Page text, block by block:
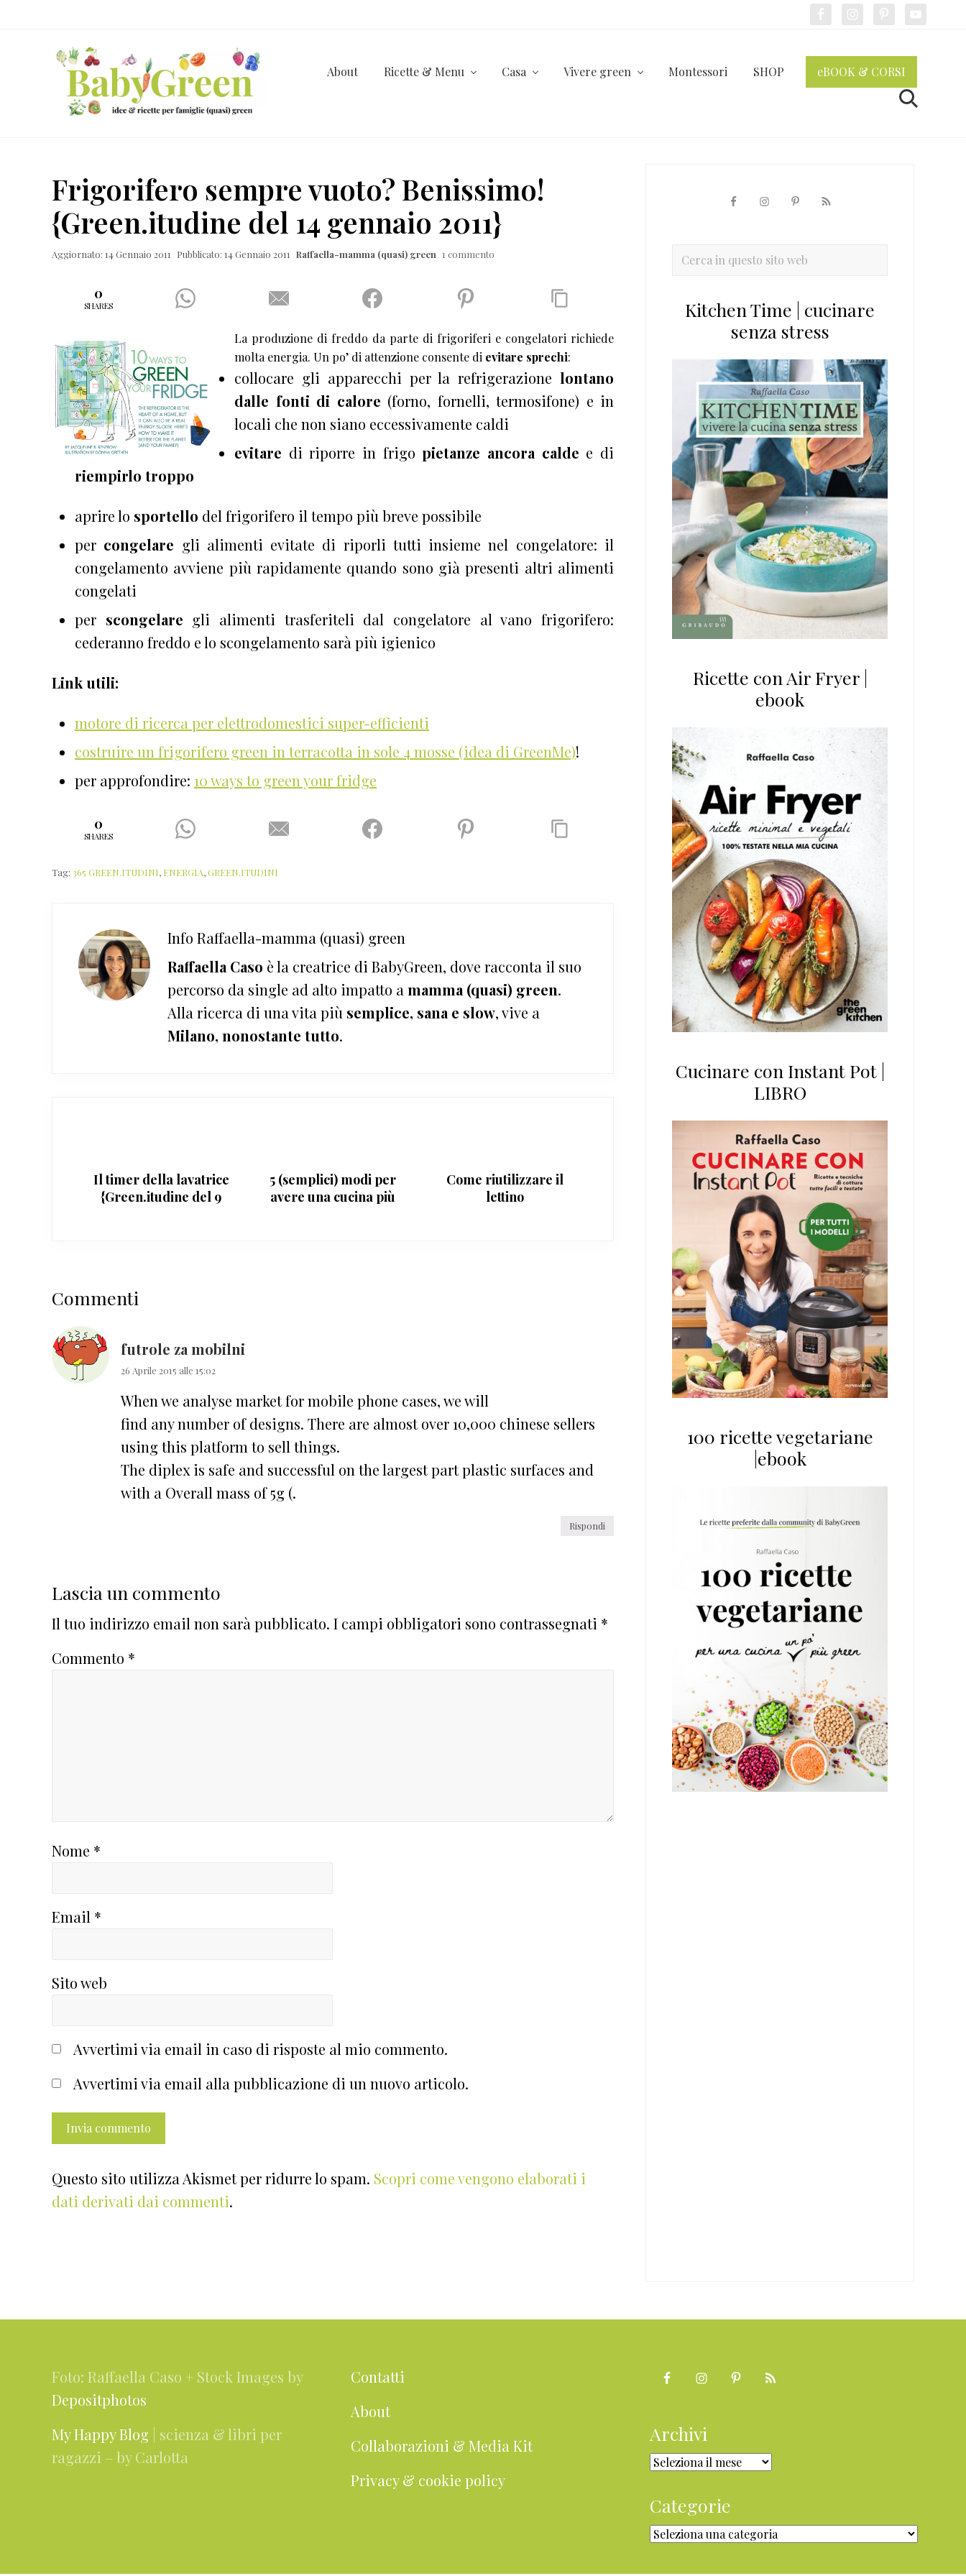
ricette
per
famiglie
(quasi)
About Ricette & Menu Casa Vivere green Montessori SHOP eBOOK & CORSI
Cerca
Frigorifero sempre vuoto? Benissimo!
{Green.itudine del 14 gennaio 2011}
Aggiornato: 14 Gennaio 2011 Pubblicato: 14 Gennaio 2011 Raffaella-mamma (quasi) green 1 commento
0
SHARES
La produzione di freddo da parte di frigoriferi e congelatori richiede
molta energia. Un po’ di attenzione consente di evitare sprechi:
collocare gli apparecchi per la refrigerazione lontano
dalle fonti di calore (forno, fornelli, termosifone) e in
locali che non siano eccessivamente caldi
evitare di riporre in frigopietanze ancora calde e di
riempirlo troppo
aprire lo sportello del frigorifero il tempo più breve possibile
per congelare gli alimenti evitate di riporli tutti insieme nel congelatore: il
congelamento avviene più rapidamente quando sono già presenti altri alimenti
congelati
per scongelare gli alimenti trasferiteli dal congelatore al vano frigorifero:
cederanno freddo e lo scongelamento sarà più igienico
Link utili:
motore di ricerca per elettrodomestici super-efficienti
costruire un frigorifero green in terracotta in sole 4 mosse (idea di GreenMe)!
per approfondire: 10 ways to green your fridge
0
SHARES
Tag: 365 GREEN.ITUDINI, ENERGIA,GREEN.ITUDINI
Info Raffaella-mamma (quasi) green
Raffaella Caso è la creatrice di BabyGreen, dove racconta il suo
percorso da single ad alto impatto a mamma (quasi) green.
Alla ricerca di una vita più semplice, sana e slow, vive a
Milano, nonostante tutto.
Il timer della lavatrice
{Green.itudine del 9
5 (semplici) modi per
avere una cucina più
Come riutilizzare il
lettino
del
lettore
Commenti
futrole za mobilni
26 Aprile 2015 alle 15:02
When we analyse market for mobile phone cases, we will
find any number of designs. There are almost over 10,000 chinese sellers
using this platform to sell things.
The diplex is safe and successful on the largest part plastic surfaces and
with a Overall mass of 5g (.
Rispondi
Lascia un commento
Il tuo indirizzo email non sarà pubblicato. I campi obbligatori sono contrassegnati *
Commento *
Nome *
Email *
Sito web
Avvertimi via email in caso di risposte al mio commento.
Avvertimi via email alla pubblicazione di un nuovo articolo.
Questo sito utilizza Akismet per ridurre lo spam. Scopri come vengono elaborati i
dati derivati dai commenti.
primaria
Cerca
sitoKitchen Time | cucinare
senza stress
Ricette con Air Fryer |
ebook
Cucinare con Instant Pot |
LIBRO
100 ricette vegetariane
|ebook
Foto: Raffaella Caso + Stock Images by
Depositphotos
My Happy Blog | scienza & libri per
ragazzi – by Carlotta
Contatti
About
Collaborazioni & Media Kit
Privacy & cookie policy
Archivi
Archivi
Categorie
Categorie